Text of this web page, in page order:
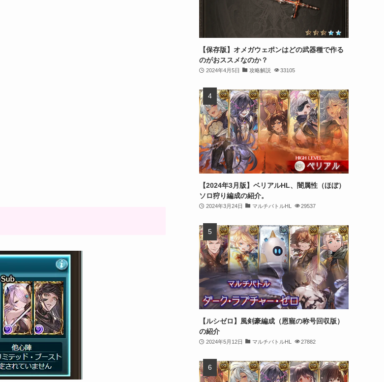
【保存版】オメガウェポンはどの武器種で作る
のがおススメなのか？
2024年4月5日 攻略解説 33105
【2024年3月版】ベリアルHL、闇属性（ほぼ）
ソロ狩り編成の紹介。
2024年3月24日 マルチバトルHL 29537
【ルシゼロ】風剣豪編成（恩寵の称号回収版）
の紹介
2024年5月12日 マルチバトルHL 27882